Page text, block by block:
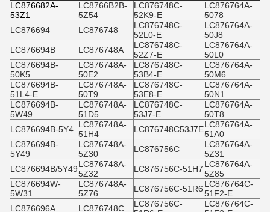
LC876682A-
53Z1
LC8766B2B-
5Z54
LC876748C-
52K9-E
LC876764A-
5078
LC876694
LC876748
LC876748C-
52L0-E
LC876764A-
50J8
LC876694B
LC876748A
LC876748C-
52Z7-E
LC876764A-
50L0
LC876694B-
50K5
LC876748A-
50E2
LC876748C-
53B4-E
LC876764A-
50M6
LC876694B-
51L4-E
LC876748A-
50T9
LC876748C-
53E8-E
LC876764A-
50N1
LC876694B-
5W49
LC876748A-
51D5
LC876748C-
53J7-E
LC876764A-
50T8
LC876694B-5Y4 LC876748A-
51H4
LC876748C53J7ELC876764A-
51A0
LC876694B-
5Y49
LC876748A-
5Z30
LC876756C
LC876764A-
5Z31
LC876694B/5Y49LC876748A-
5Z32
LC876756C-51H7 LC876764A-
5Z85
LC876694W-
5W31
LC876748A-
5Z76
LC876756C-51R6 LC876764C-
51F2-E
LC876696A
LC876748C
LC876756C-
LC876764C-